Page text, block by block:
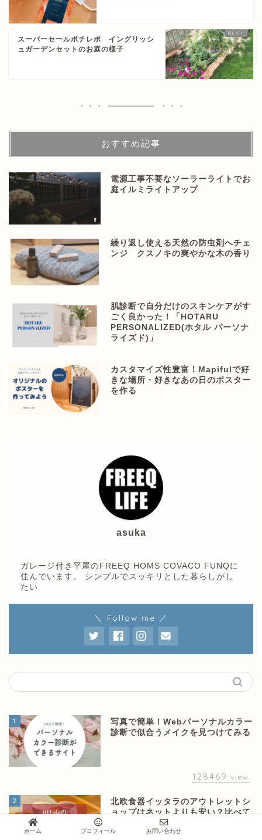
スーパーセールポチレポ イングリッシ
ュガーデンセットのお庭の様子
おすすめ記事
電源工事不要なソーラーライトでお
庭イルミライトアップ
繰り返し使える天然の防虫剤へチェ
ンジ クスノキの爽やかな木の香り
肌診断で自分だけのスキンケアがす
ごく良かった！「HOTARU
PERSONALIZED(ホタル パーソナ
ライズド)」
カスタマイズ性豊富！Mapifulで好
きな場所・好きなあの日のポスター
を作る
asuka
ガレージ付き平屋のFREEQ HOMS COVACO FUNQに
住んでいます。 シンプルでスッキリとした暮らしがし
たい
＼ Follow me ／
1
写真で簡単！Webパーソナルカラー
診断で似合うメイクを見つけてみる
128469 view
2
北欧食器イッタラのアウトレットシ
ョップはネットよりも安い？比べて
ホーム プロフィール お問い合わせ